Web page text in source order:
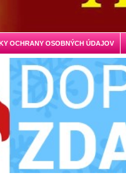
OCHRANY OSOBNÝCH ÚDAJOV